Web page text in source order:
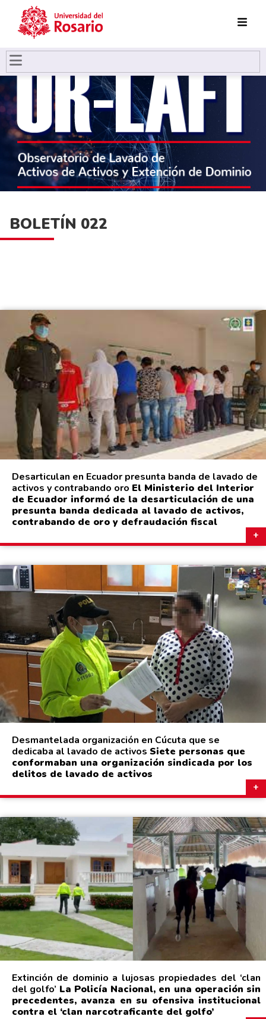
Pasar al contenido principal
BOLETÍN 022
Desarticulan en Ecuador presunta banda de lavado de
activos y contrabando oro El Ministerio del Interior
de Ecuador informó de la desarticulación de una
presunta banda dedicada al lavado de activos,
contrabando de oro y defraudación fiscal
Desmantelada organización en Cúcuta que se
dedicaba al lavado de activos Siete personas que
conformaban una organización sindicada por los
delitos de lavado de activos
Extinción de dominio a lujosas propiedades del ‘clan
del golfo’ La Policía Nacional, en una operación sin
precedentes, avanza en su ofensiva institucional
contra el ‘clan narcotraficante del golfo’